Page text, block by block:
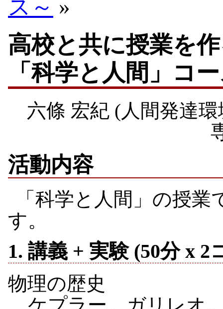
ス～ »
高校と共に授業を
「科学と人間」コ
六條 宏紀 (人間発達
活動内容
「科学と人間」の授
す。
1. 講義 + 実験 (50分 x 2
物理の歴史